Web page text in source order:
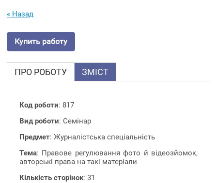
« Назад
Купить работу
ПРО РОБОТУ ЗМІСТ
Код роботи: 817
Вид роботи: Семінар
Предмет: Журналістська спеціальність
Тема: Правове регулювання фото й відеозйомок,
авторські права на такі матеріали
Кількість сторінок: 31